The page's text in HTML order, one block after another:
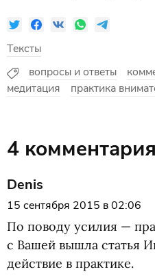
Тексты
вопросы и ответы
медитация
практика
4 комментария
Denis
15 сентября 2015 в 02:06
По поводу усилия —
с Вашей вышла статья
действие в практике.